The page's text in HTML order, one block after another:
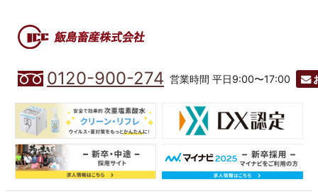
0120-900-274 営業時間 平日9:00〜17:00